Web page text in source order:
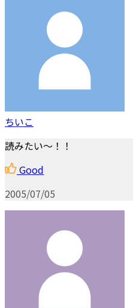
ちいこ
読みたい～！！
Good
2005/07/05